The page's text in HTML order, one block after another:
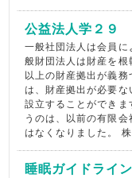
公益法人学２９
一般社団法人は会員
般財団法人は財産を
以上の財産拠出が義
は、財産拠出が必要
設立することができ
うのは、以前の有限
はなくなりました。
睡眠ガイドライ